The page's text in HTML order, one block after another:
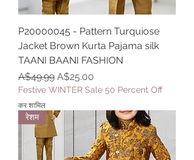
P20000045 - Pattern Turquiose
Jacket Brown Kurta Pajama silk
TAANI BAANI FASHION
नियमित मूल्य
A$49.99 बिक्री मूल्य
A$25.00
Festive WINTER Sale 50 Percent Off
कर शामिल
रेशम